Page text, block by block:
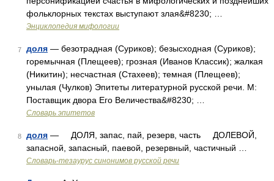
фольклорных текстах выступают злая&#8230; …
Энциклопедия мифологии
7 доля — безотрадная (Суриков); безысходная (Суриков);
горемычная (Плещеев); грозная (Иванов Классик); жалкая
(Никитин); несчастная (Стахеев); темная (Плещеев);
унылая (Чулков) Эпитеты литературной русской речи. М:
Поставщик двора Его Величества&#8230; …
Словарь эпитетов
8 доля — ДОЛЯ, запас, пай, резерв, часть ДОЛЕВОЙ,
запасной, запасный, паевой, резервный, частичный …
Словарь-тезаурус синонимов русской речи